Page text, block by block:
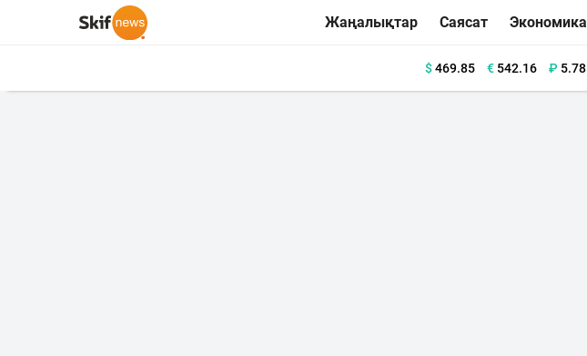
Жаңалықтар Саясат Экономика
$469.85 €542.16 ₽ 5.78